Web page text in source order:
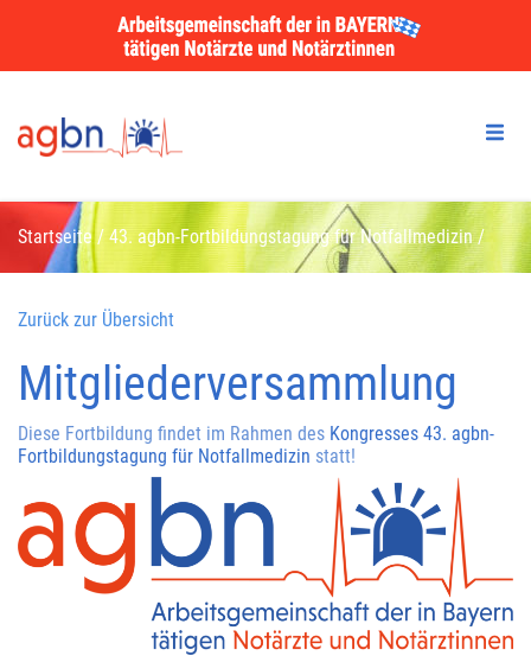
Startseite/ 43. agbn-Fortbildungstagung für Notfallmedizin/
Mitgliederversammlung
Zurück zur Übersicht
Mitgliederversammlung
Diese Fortbildung findet im Rahmen des Kongresses 43. agbn-
Fortbildungstagung für Notfallmedizin statt!